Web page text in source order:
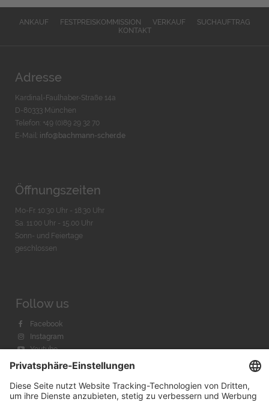
ANKAUF FESTPREISKOMMISSION VERKAUF
SUCHAUFTRAG
KONTAKT
Adresse
Kardinal-Faulhaber-Straße 14a
D-80333 München
Telefon: +49 (0)89 29 32 70
E-Mail:
info@bachmann-scher.de
Öffnungszeiten
Mo-Fr. 10:30 Uhr - 18:30 Uhr
Sa. 11:00 Uhr - 15.00 Uhr
Sonn- und Feiertage
geschlossen
Follow us
Facebook
Instagram
Youtube